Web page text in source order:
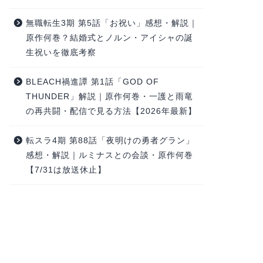
無職転生3期 第5話「お祝い」感想・解説｜
原作何巻？結婚式とノルン・アイシャの誕
生祝いを徹底考察
BLEACH禍進譚 第1話「GOD OF
THUNDER」解説｜原作何巻・一護と雨竜
の再共闘・配信で見る方法【2026年最新】
転スラ4期 第88話「夜明けの勇者グラン」
感想・解説｜ルミナスとの会談・原作何巻
【7/31は放送休止】